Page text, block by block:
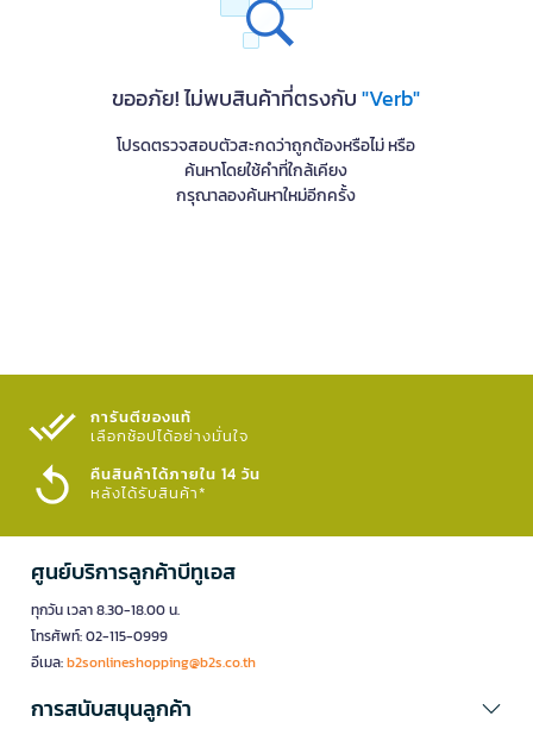
ขออภัย! ไม่พบสินค้าที่ตรงกับ"Verb"
โปรดตรวจสอบตัวสะกดว่าถูกต้องหรือไม่ หรือ
ค้นหาโดยใช้คำที่ใกล้เคียง
กรุณาลองค้นหาใหม่อีกครั้ง
การันตีของแท้
เลือกช้อปได้อย่างมั่นใจ​
คืนสินค้าได้ภายใน 14 วัน
หลังได้รับสินค้า*
ศูนย์บริการลูกค้าบีทูเอส
ทุกวัน เวลา 8.30-18.00 น.
โทรศัพท์: 02-115-0999
อีเมล:b2sonlineshopping@b2s.co.th
การสนับสนุนลูกค้า